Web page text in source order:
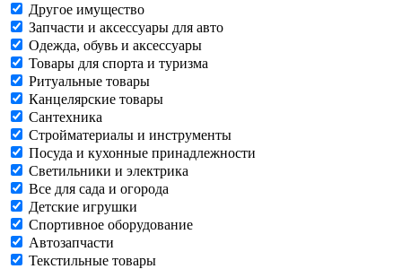
Другое имущество
Запчасти и аксессуары для авто
Одежда, обувь и аксессуары
Товары для спорта и туризма
Ритуальные товары
Канцелярские товары
Сантехника
Стройматериалы и инструменты
Посуда и кухонные принадлежности
Светильники и электрика
Все для сада и огорода
Детские игрушки
Спортивное оборудование
Автозапчасти
Текстильные товары